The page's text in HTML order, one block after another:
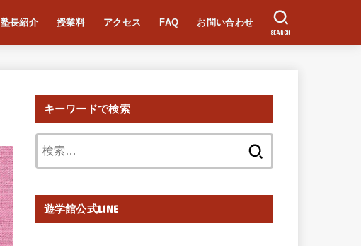
塾長紹介 授業料 アクセス FAQ お問い合わせ
SEARCH
キーワードで検索
遊学館公式LINE